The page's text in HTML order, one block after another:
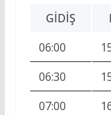
GIDIŞ
06:00
06:30
07:00